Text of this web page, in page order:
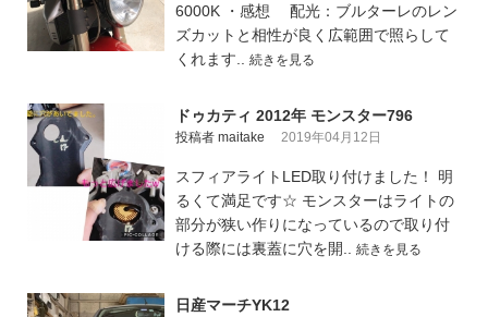
6000K ・感想 配光：ブルターレのレン
ズカットと相性が良く広範囲で照らして
くれます.. 続きを見る
ドゥカティ 2012年 モンスター796
投稿者 maitake 2019年04月12日
スフィアライトLED取り付けました！ 明
るくて満足です☆ モンスターはライトの
部分が狭い作りになっているので取り付
ける際には裏蓋に穴を開.. 続きを見る
日産マーチYK12